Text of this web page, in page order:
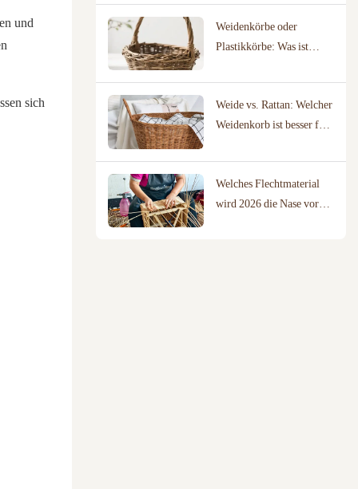
und
sich
aussehen kann als in einer
Hochzeitslocation
Weidenkörbe oder
Plastikkörbe: Was ist
Weide vs. Rattan: Welcher
Weidenkorb ist besser für
Welches Flechtmaterial
wird 2026 die Nase vorn